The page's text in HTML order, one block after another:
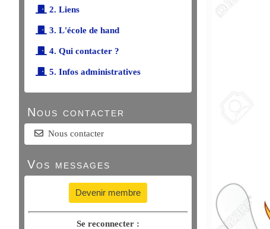
2. Liens
3. L'école de hand
4. Qui contacter ?
5. Infos administratives
Nous contacter
Nous contacter
Vos messages
Devenir membre
Se reconnecter :